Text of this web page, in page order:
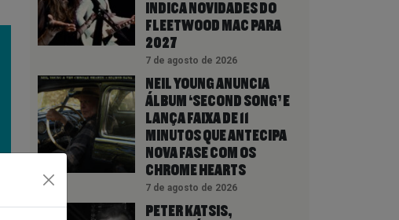
INDICA NOVIDADES DO
FLEETWOOD MAC PARA
2027
7 de agosto de 2026
NEIL YOUNG ANUNCIA
ÁLBUM ‘SECOND SONG’ E
LANÇA FAIXA DE 11
MINUTOS QUE ANTECIPA
NOVA FASE COM OS
CHROME HEARTS
7 de agosto de 2026
PETER KATSIS,